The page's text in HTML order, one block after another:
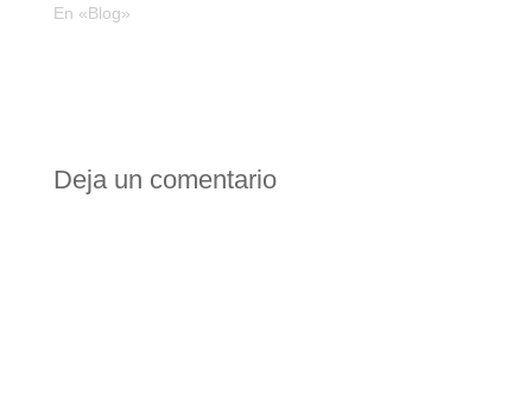
En «Blog»
Deja un comentario